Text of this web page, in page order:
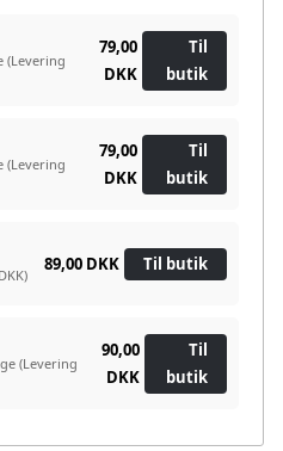
(Levering
79,00
DKK
Til
butik
(Levering
79,00
DKK
Til
butik
89,00 DKK Til butik
(Levering
90,00
DKK
Til
butik